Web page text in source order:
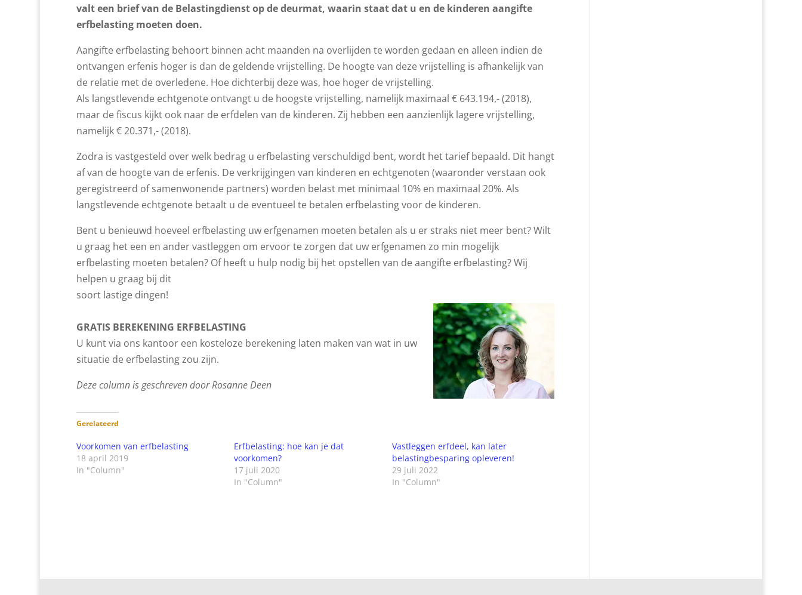
valt een brief van de Belastingdienst op de deurmat, waarin staat dat u en de kinderen aangifte
erfbelasting moeten doen.
Aangifte erfbelasting behoort binnen acht maanden na overlijden te worden gedaan en alleen indien de
ontvangen erfenis hoger is dan de geldende vrijstelling. De hoogte van deze vrijstelling is afhankelijk van
de relatie met de overledene. Hoe dichterbij deze was, hoe hoger de vrijstelling.
Als langstlevende echtgenote ontvangt u de hoogste vrijstelling, namelijk maximaal € 643.194,- (2018),
maar de fiscus kijkt ook naar de erfdelen van de kinderen. Zij hebben een aanzienlijk lagere vrijstelling,
namelijk € 20.371,- (2018).
Zodra is vastgesteld over welk bedrag u erfbelasting verschuldigd bent, wordt het tarief bepaald. Dit hangt
af van de hoogte van de erfenis. De verkrijgingen van kinderen en echtgenoten (waaronder verstaan ook
geregistreerd of samenwonende partners) worden belast met minimaal 10% en maximaal 20%. Als
langstlevende echtgenote betaalt u de eventueel te betalen erfbelasting voor de kinderen.
Bent u benieuwd hoeveel erfbelasting uw erfgenamen moeten betalen als u er straks niet meer bent? Wilt
u graag het een en ander vastleggen om ervoor te zorgen dat uw erfgenamen zo min mogelijk
erfbelasting moeten betalen? Of heeft u hulp nodig bij het opstellen van de aangifte erfbelasting? Wij
helpen u graag bij dit
soort lastige dingen!
GRATIS BEREKENING ERFBELASTING
U kunt via ons kantoor een kosteloze berekening laten maken van wat in uw
situatie de erfbelasting zou zijn.
Deze column is geschreven door Rosanne Deen
Gerelateerd
Voorkomen van erfbelasting
18 april 2019
In "Column"
Erfbelasting: hoe kan je dat
voorkomen?
17 juli 2020
In "Column"
Vastleggen erfdeel, kan later
belastingbesparing opleveren!
29 juli 2022
In "Column"